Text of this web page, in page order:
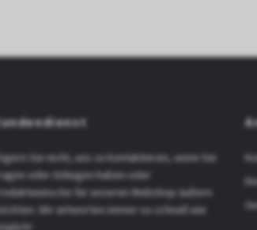
Sie nicht, uns zu kontaktieren, wenn Sie
oder Anliegen haben oder
für unseren Webshop äußern
Wir antworten immer so schnell wie